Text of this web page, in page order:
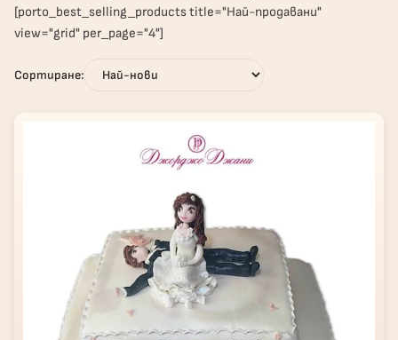
[porto_best_selling_products title="Най-продавани"
view="grid" per_page="4"]
Сортиране: